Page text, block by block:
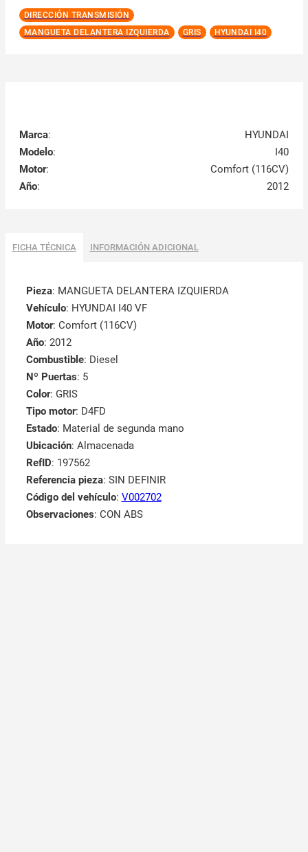
DIRECCIÓN TRANSMISIÓN
MANGUETA DELANTERA IZQUIERDA
GRIS HYUNDAI I40
Marca:
HYUNDAI
Modelo:
I40
Motor:
Comfort (116CV)
Año: 2012
FICHA TÉCNICA INFORMACIÓN ADICIONAL
Pieza: MANGUETA DELANTERA IZQUIERDA
Vehículo: HYUNDAI I40 VF
Motor: Comfort (116CV)
Año: 2012
Combustible: Diesel
Nº Puertas: 5
Color: GRIS
Tipo motor: D4FD
Estado: Material de segunda mano
Ubicación: Almacenada
RefID: 197562
Referencia pieza: SIN DEFINIR
Código del vehículo: V002702
Observaciones: CON ABS